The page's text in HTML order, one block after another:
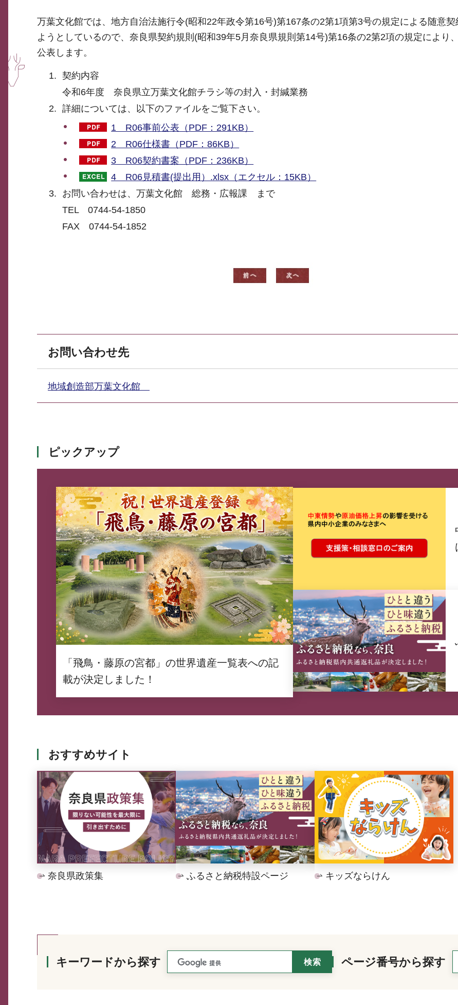
万葉文化館では、地方自治法施行令(昭和22年政令第16号)第167条の2第1項第3号の規定による随意契
ようとしているので、奈良県契約規則(昭和39年5月奈良県規則第14号)第16条の2第2項の規定により
公表します。
契約内容
令和6年度 奈良県立万葉文化館チラシ等の封入・封緘業務
詳細については、以下のファイルをご覧下さい。
1 R06事前公表（PDF：291KB）
2 R06仕様書（PDF：86KB）
3 R06契約書案（PDF：236KB）
4 R06見積書(提出用）.xlsx（エクセル：15KB）
お問い合わせは、万葉文化館 総務・広報課 まで
TEL 0744-54-1850
FAX 0744-54-1852
お問い合わせ先
地域創造部万葉文化館
ピックアップ
「飛鳥・藤原の宮都」の世界遺産一覧表への記
載が決定しました！
おすすめサイト
奈良県政策集 ふるさと納税特設ページ キッズならけん
キーワードから探す ページ番号から探す